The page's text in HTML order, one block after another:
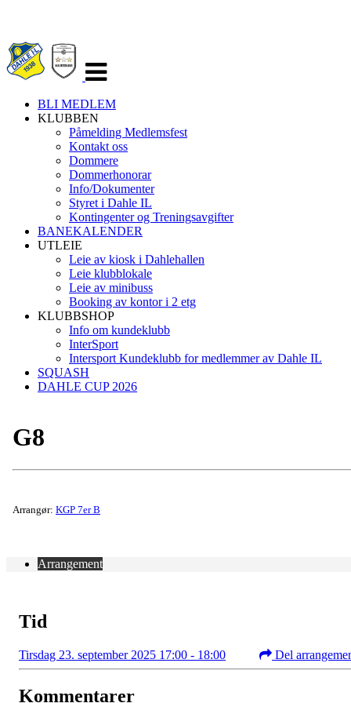
navigasjon
BLI MEDLEM
KLUBBEN
Påmelding Medlemsfest
Kontakt oss
Dommere
Dommerhonorar
Info/Dokumenter
Styret i Dahle IL
Kontingenter og Treningsavgifter
BANEKALENDER
UTLEIE
Leie av kiosk i Dahlehallen
Leie klubblokale
Leie av minibuss
Booking av kontor i 2 etg
KLUBBSHOP
Info om kundeklubb
InterSport
Intersport Kundeklubb for medlemmer av Dahle IL
SQUASH
DAHLE CUP 2026
G8
Arrangør: KGP 7er B
Arrangement
Tid
Tirsdag 23. september 2025 17:00 - 18:00 Del
Kommentarer